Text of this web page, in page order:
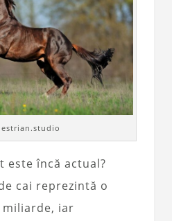
este încă actual?
cai reprezintă o
miliarde, iar